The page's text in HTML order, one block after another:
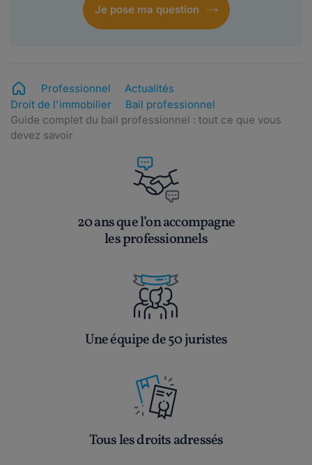
Je pose ma question
Professionnel
Actualités
Droit de l'immobilier
Bail professionnel
Guide complet du bail professionnel : tout ce que vous
devez savoir
20 ans que l’on accompagne
les professionnels
Une équipe de 50 juristes
Tous les droits adressés